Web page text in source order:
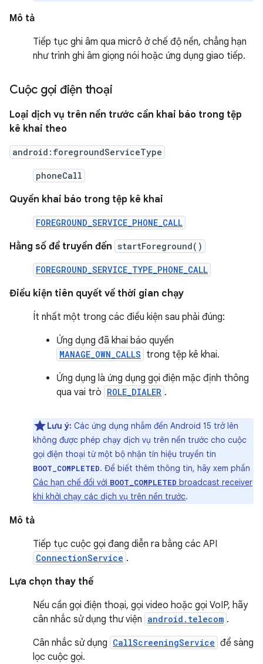
Mô tả
Tiếp tục ghi âm qua micrô ở chế độ nền, chẳng hạn
như trình ghi âm giọng nói hoặc ứng dụng giao tiếp.
Cuộc gọi điện thoại
Loại dịch vụ trên nền trước cần khai báo trong tệp
kê khai theo
android:foregroundServiceType
phoneCall
Quyền khai báo trong tệp kê khai
FOREGROUND_SERVICE_PHONE_CALL
Hằng số để truyền đến startForeground()
FOREGROUND_SERVICE_TYPE_PHONE_CALL
Điều kiện tiên quyết về thời gian chạy
Ít nhất một trong các điều kiện sau phải đúng:
Ứng dụng đã khai báo quyền
MANAGE_OWN_CALLS trong tệp kê khai.
Ứng dụng là ứng dụng gọi điện mặc định thông
qua vai trò ROLE_DIALER .
Lưu ý: Các ứng dụng nhắm đến Android 15 trở lên
không được phép chạy dịch vụ trên nền trước cho cuộc
gọi điện thoại từ một bộ nhận tín hiệu truyền tin
BOOT_COMPLETED. Để biết thêm thông tin, hãy xem phần
Các hạn chế đối với BOOT_COMPLETED broadcast receiver
khi khởi chạy các dịch vụ trên nền trước.
Mô tả
Tiếp tục cuộc gọi đang diễn ra bằng các API
ConnectionService .
Lựa chọn thay thế
Nếu cần gọi điện thoại, gọi video hoặc gọi VoIP, hãy
cân nhắc sử dụng thư viện android.telecom .
Cân nhắc sử dụng CallScreeningService để sàng
lọc cuộc gọi.